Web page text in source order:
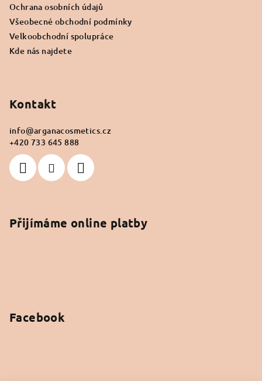
Ochrana osobních údajů
Všeobecné obchodní podmínky
Velkoobchodní spolupráce
Kde nás najdete
Kontakt
info@arganacosmetics.cz
+420 733 645 888
Přijímáme online platby
Facebook